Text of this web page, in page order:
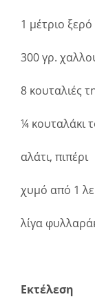
1 μέτριο
300 γρ.
8 κουταλιές
¼ κουταλάκι
αλάτι, πιπέρι
χυμό από 1
λίγα
Εκτέλεση